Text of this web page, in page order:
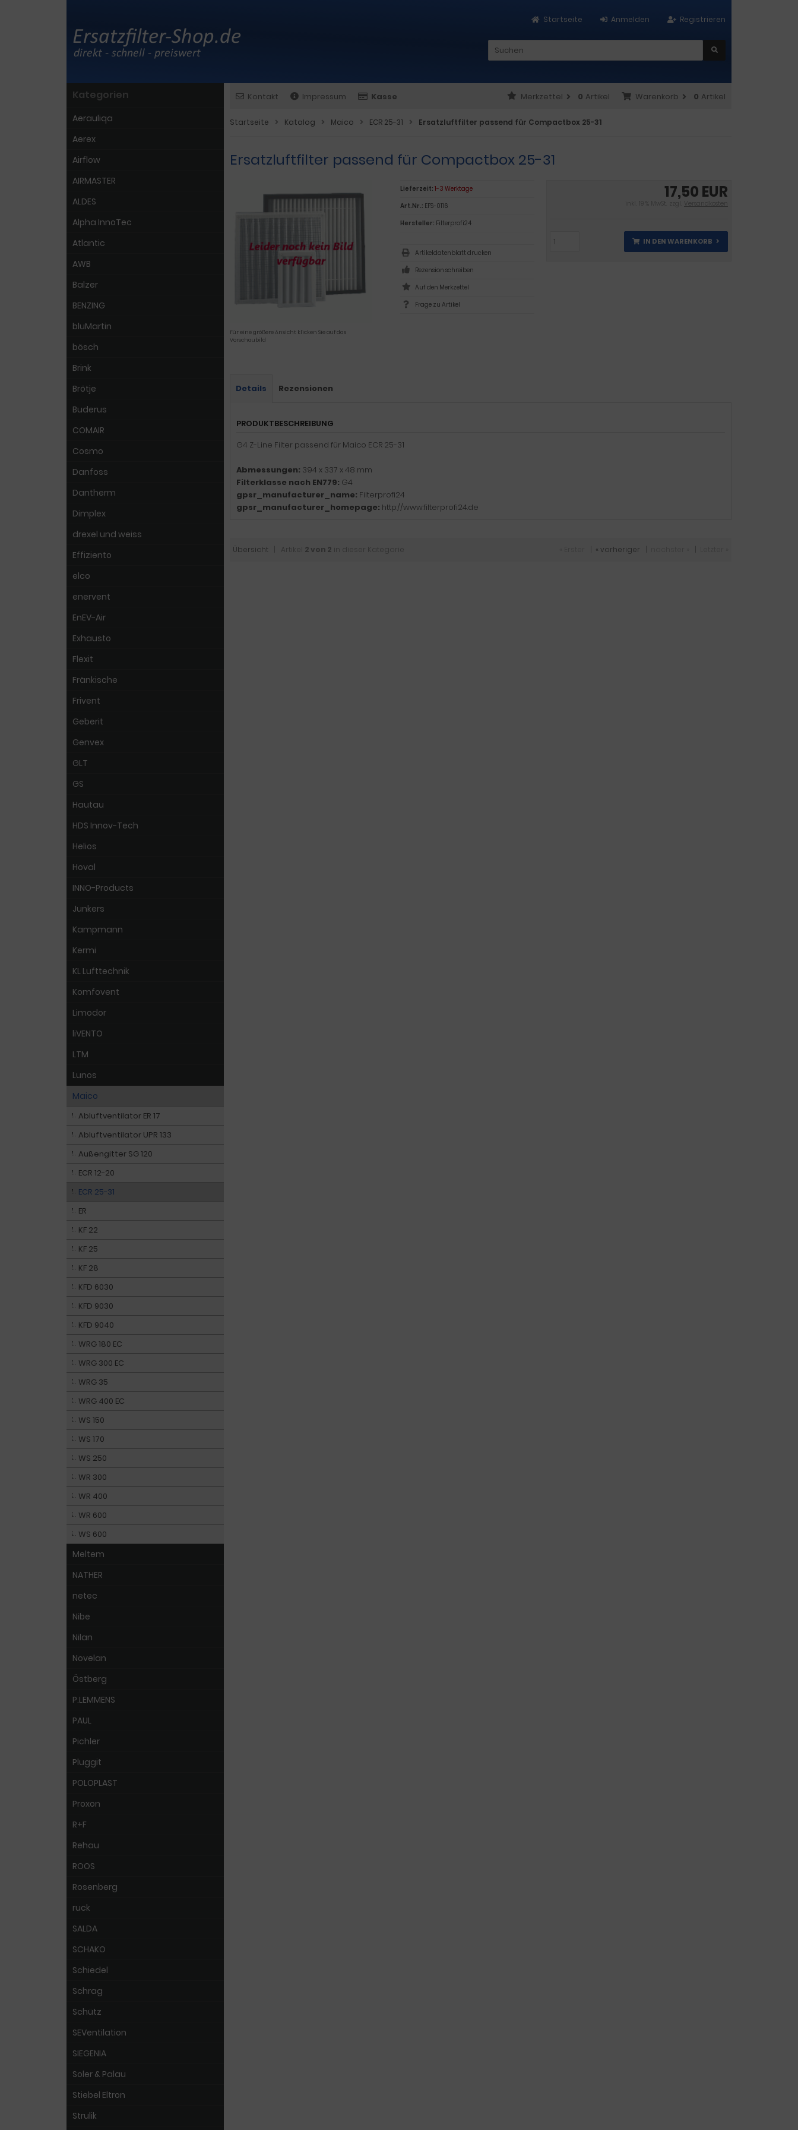
Registrieren
Anmelden
Startseite
Kontakt Impressum Kasse Warenkorb 0 Artikel
Merkzettel 0 Artikel
Startseite Katalog Maico ECR 25-31 Ersatzluftfilter passend für Compactbox 25-31
Ersatzluftfilter passend für Compactbox 25-31
Für eine größere Ansicht klicken Sie auf das
Vorschaubild
17,50 EUR
inkl. 19 % MwSt. zzgl. Versandkosten
IN DEN WARENKORB
Lieferzeit: 1-3 Werktage
Art.Nr.: EFS-0116
Hersteller: Filterprofi24
Artikeldatenblatt drucken
Rezension schreiben
Frage zu Artikel
Details Rezensionen
PRODUKTBESCHREIBUNG
G4 Z-Line Filter passend für Maico ECR 25-31
Abmessungen: 394 x 337 x 48 mm
Filterklasse nach EN779: G4
gpsr_manufacturer_name: Filterprofi24
gpsr_manufacturer_homepage: http://www.filterprofi24.de
Übersicht | Artikel 2 von 2 in dieser Kategorie « vorheriger
Kategorien
Aerauliqa
Aerex
Airflow
AIRMASTER
ALDES
Alpha InnoTec
Atlantic
AWB
Balzer
BENZING
bluMartin
bösch
Brink
Brötje
Buderus
COMAIR
Cosmo
Danfoss
Dantherm
Dimplex
drexel und weiss
Effiziento
elco
enervent
EnEV-Air
Exhausto
Flexit
Fränkische
Frivent
Geberit
Genvex
GLT
GS
Hautau
HDS Innov-Tech
Helios
Hoval
INNO-Products
Junkers
Kampmann
Kermi
KL Lufttechnik
Komfovent
Limodor
liVENTO
LTM
Lunos
Maico
Abluftventilator ER 17
Abluftventilator UPR 133
Außengitter SG 120
ECR 12-20
ECR 25-31
ER
KF 22
KF 25
KF 28
KFD 6030
KFD 9030
KFD 9040
WRG 180 EC
WRG 300 EC
WRG 35
WRG 400 EC
WS 150
WS 170
WS 250
WR 300
WR 400
WR 600
WS 600
Meltem
NATHER
netec
Nibe
Nilan
Novelan
Östberg
P.LEMMENS
PAUL
Pichler
Pluggit
POLOPLAST
Proxon
R+F
Rehau
ROOS
Rosenberg
ruck
SALDA
SCHAKO
Schiedel
Schrag
Schütz
SEVentilation
SIEGENIA
Soler & Palau
Stiebel Eltron
Strulik